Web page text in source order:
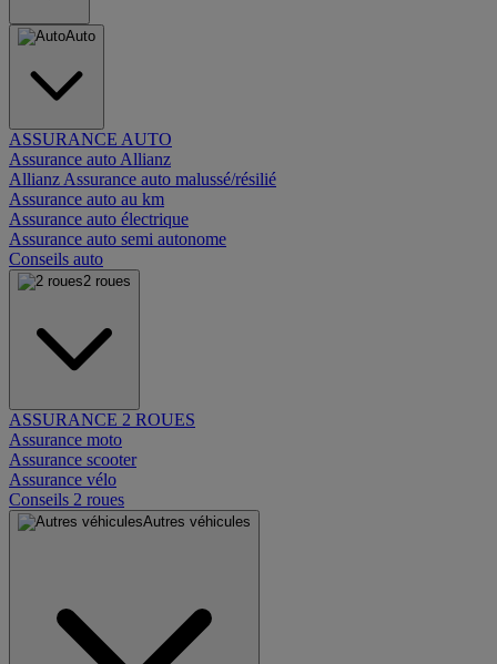
Auto
ASSURANCE AUTO
Assurance auto Allianz
Allianz Assurance auto malussé/résilié
Assurance auto au km
Assurance auto électrique
Assurance auto semi autonome
Conseils auto
2 roues
ASSURANCE 2 ROUES
Assurance moto
Assurance scooter
Assurance vélo
Conseils 2 roues
Autres véhicules